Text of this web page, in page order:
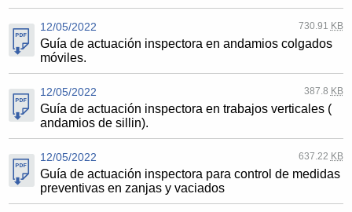
12/05/2022 730.91 KB
Guía de actuación inspectora en andamios colgados
móviles.
12/05/2022 387.8 KB
Guía de actuación inspectora en trabajos verticales (
andamios de sillin).
12/05/2022 637.22 KB
Guía de actuación inspectora para control de medidas
preventivas en zanjas y vaciados